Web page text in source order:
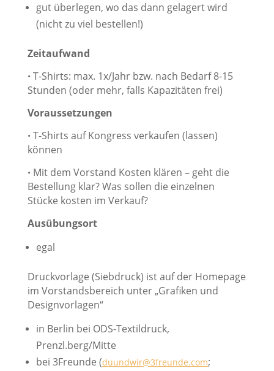
gut überlegen, wo das dann gelagert wird
(nicht zu viel bestellen!)
Zeitaufwand
• T-Shirts: max. 1x/Jahr bzw. nach Bedarf 8-15
Stunden (oder mehr, falls Kapazitäten frei)
Voraussetzungen
• T-Shirts auf Kongress verkaufen (lassen)
können
• Mit dem Vorstand Kosten klären – geht die
Bestellung klar? Was sollen die einzelnen
Stücke kosten im Verkauf?
Ausübungsort
egal
Druckvorlage (Siebdruck) istauf der Homepage
im Vorstandsbereich unter „Grafiken und
Designvorlagen“
in Berlin bei ODS-Textildruck,
Prenzl.berg/Mitte
bei 3Freunde (duundwir@3freunde.com;